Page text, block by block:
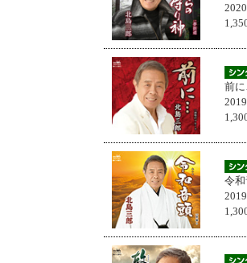
前
令